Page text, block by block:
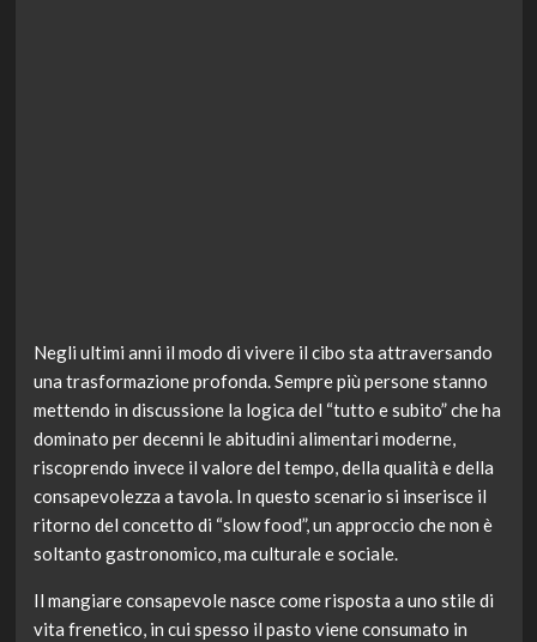
Negli ultimi anni il modo di vivere il cibo sta attraversando
una trasformazione profonda. Sempre più persone stanno
mettendo in discussione la logica del “tutto e subito” che ha
dominato per decenni le abitudini alimentari moderne,
riscoprendo invece il valore del tempo, della qualità e della
consapevolezza a tavola. In questo scenario si inserisce il
ritorno del concetto di “slow food”, un approccio che non è
soltanto gastronomico, ma culturale e sociale.
Il mangiare consapevole nasce come risposta a uno stile di
vita frenetico, in cui spesso il pasto viene consumato in